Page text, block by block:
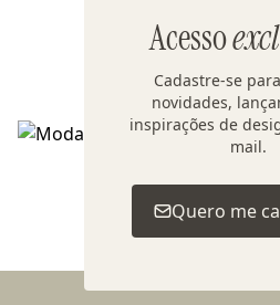
Acesso
Cadastre-se
novidades,
inspirações de
mail.
Quero me
Voltar ao